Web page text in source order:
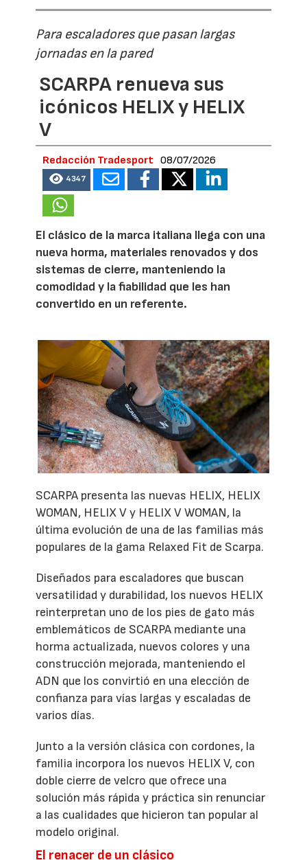
Para escaladores que pasan largas
jornadas en la pared
SCARPA renueva sus
icónicos HELIX y HELIX
V
Redacción Tradesport 08/07/2026
4347
El clásico de la marca italiana llega con una
nueva horma, materiales renovados y dos
sistemas de cierre, manteniendo la
comodidad y la fiabilidad que les han
convertido en un referente.
SCARPA presenta las nuevas HELIX, HELIX
WOMAN, HELIX V y HELIX V WOMAN, la
última evolución de una de las familias más
populares de la gama Relaxed Fit de Scarpa.
Diseñados para escaladores que buscan
versatilidad y durabilidad, los nuevos HELIX
reinterpretan uno de los pies de gato más
emblemáticos de SCARPA mediante una
horma actualizada, nuevos colores y una
construcción mejorada, manteniendo el
ADN que los convirtió en una elección de
confianza para vías largas y escaladas de
varios días.
Junto a la versión clásica con cordones, la
familia incorpora los nuevos HELIX V, con
doble cierre de velcro que ofrece una
solución más rápida y práctica sin renunciar
a las cualidades que hicieron tan popular al
modelo original.
El renacer de un clásico